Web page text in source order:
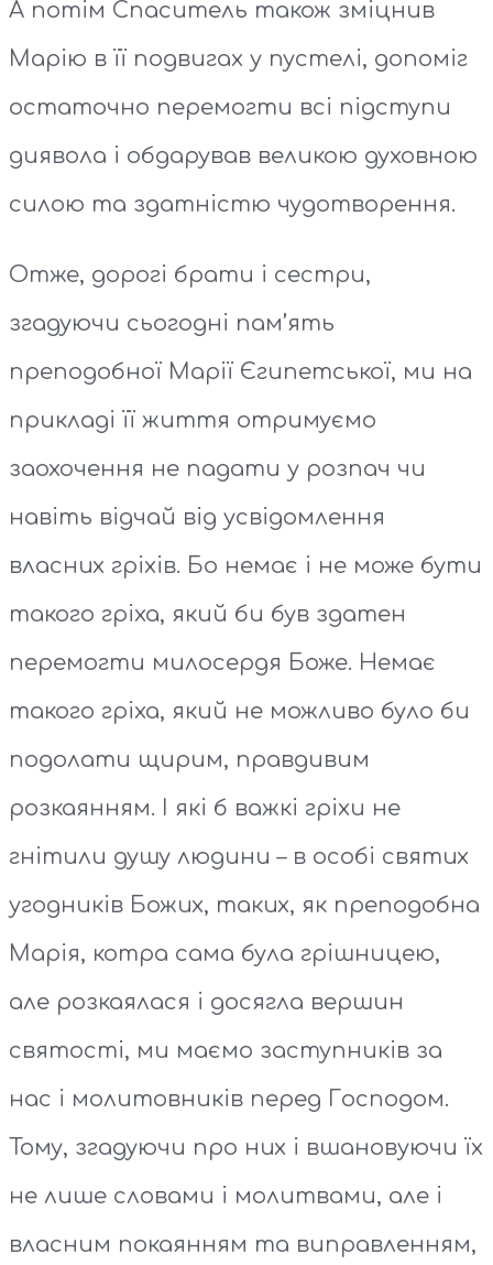
А потім Спаситель також зміцнив
Марію в її подвигах у пустелі, допоміг
остаточно перемогти всі підступи
диявола і обдарував великою духовною
силою та здатністю чудотворення.
Отже, дорогі брати і сестри,
згадуючи сьогодні пам’ять
преподобної Марії Єгипетської, ми на
прикладі її життя отримуємо
заохочення не падати у розпач чи
навіть відчай від усвідомлення
власних гріхів. Бо немає і не може бути
такого гріха, який би був здатен
перемогти милосердя Боже. Немає
такого гріха, який не можливо було би
подолати щирим, правдивим
розкаянням. І які б важкі гріхи не
гнітили душу людини – в особі святих
угодників Божих, таких, як преподобна
Марія, котра сама була грішницею,
але розкаялася і досягла вершин
святості, ми маємо заступників за
нас і молитовників перед Господом.
Тому, згадуючи про них і вшановуючи їх
не лише словами і молитвами, але і
власним покаянням та виправленням,